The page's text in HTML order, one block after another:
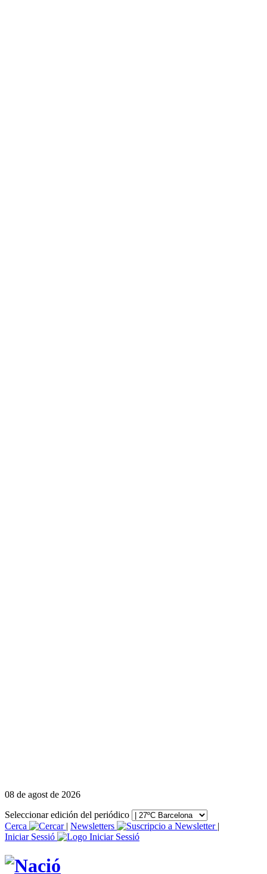
08 de agost de 2026
Seleccionar edición del periódico
Cerca
| Newsletters
|
Iniciar Sessió